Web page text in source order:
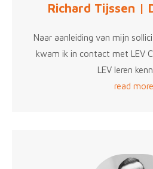
Richard Tijssen |
Naar aanleiding van mijn
kwam ik in contact met LEV
LEV leren
read more